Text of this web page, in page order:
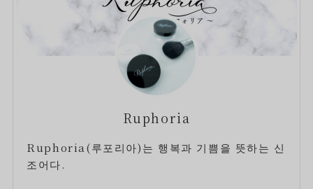
Ruphoria
Ruphoria(루포리아)는 행복과 기쁨을 뜻하는 신
조어다.